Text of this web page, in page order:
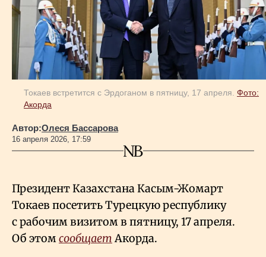
Власть
Геополитика
Исследования
Люди
О нас
Все новости
Токаев встретится с Эрдоганом в пятницу, 17 апреля. Фото:
Акорда
Автор:Олеся Бассарова
16 апреля 2026, 17:59
Президент Казахстана Касым-Жомарт
Токаев посетить Турецкую республику
с рабочим визитом в пятницу, 17 апреля.
Об этомсообщаетАкорда.